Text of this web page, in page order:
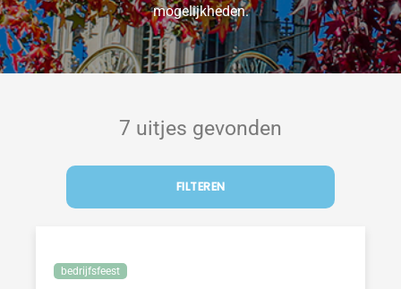
mogelijkheden.
7 uitjes gevonden
FILTEREN
bedrijfsfeest